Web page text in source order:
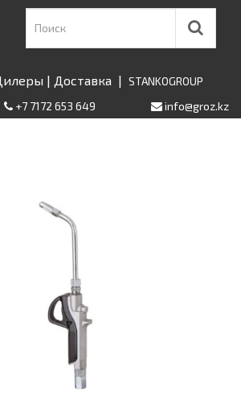
| Доставка | STANKOGROUP
+7 7172 653 649 info@groz.kz